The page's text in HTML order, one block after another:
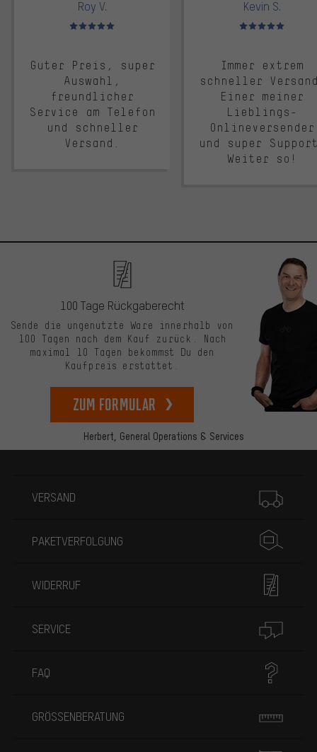
Roy V.
Bewertungen: 5 von 5
Guter Preis, super
Auswahl,
freundlicher
Service am Telefon
und schneller
Versand.
Kevin S.
Bewertungen: 5 von 5
Immer extrem
schneller
Einer meiner
Lieblings-
Onlineversender
und super
Weiter so!
Herbert, General Operations & Services
100 Tage Rückgaberecht
Sende die ungenutzte Ware innerhalb von
100 Tagen nach dem Kauf zurück. Nach
maximal 10 Tagen bekommst Du den
Kaufpreis erstattet.
zum Formular
VERSAND
PAKETVERFOLGUNG
WIDERRUF
SERVICE
FAQ
GRÖSSENBERATUNG